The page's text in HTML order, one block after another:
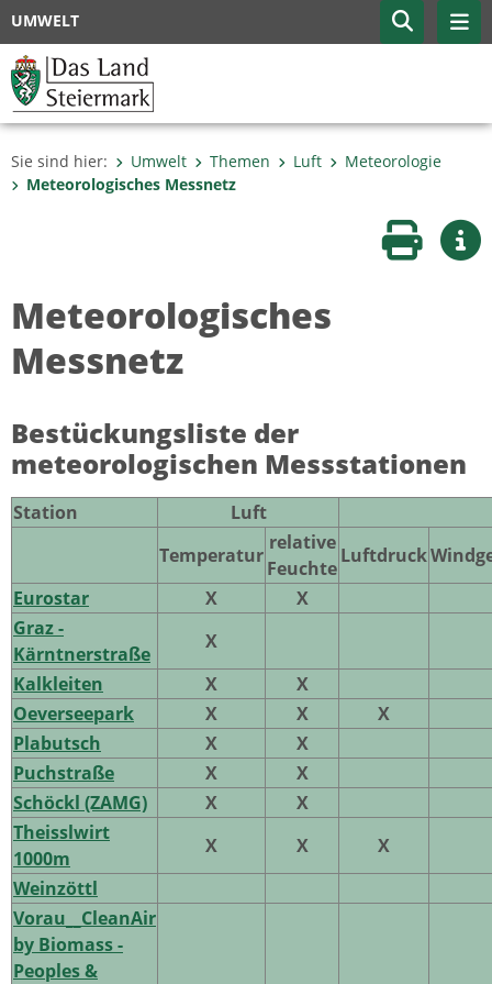
UMWELT
Sie sind hier: Umwelt Themen Luft
Meteorologie
Meteorologisches Messnetz
Seite
Meteorologisches
Messnetz
Bestückungsliste der
meteorologischen Messstationen
Station
Luft
Temperatur
relative
Feuchte
Luftdruck
Eurostar
X
X
Graz -
Kärntnerstraße
X
Kalkleiten
X
X
Oeverseepark
X X
X
Plabutsch
X
X
Puchstraße
X
X
Schöckl (ZAMG)
X
X
Theisslwirt
1000m
X X
X
Weinzöttl
Vorau__CleanAir
by Biomass -
Peoples &